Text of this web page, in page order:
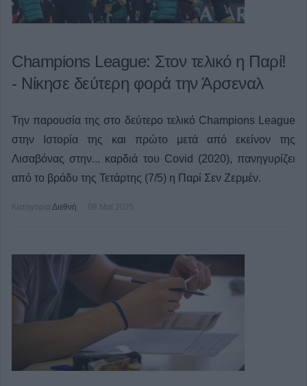
Champions League: Στον τελικό η Παρί!
- Νίκησε δεύτερη φορά την Άρσεναλ
Την παρουσία της στο δεύτερο τελικό Champions League
στην Ιστορία της και πρώτο μετά από εκείνον της
Λισαβόνας στην... καρδιά του Covid (2020), πανηγυρίζει
από το βράδυ της Τετάρτης (7/5) η Παρί Σεν Ζερμέν.
Κατηγορία Διεθνή 08 Μαϊ 2025